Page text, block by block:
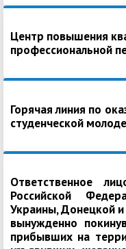
Центр повышения
профессиональной
Горячая линия по
студенческой
Ответственное
Российской
Украины, Донецкой и
вынужденно
прибывших на